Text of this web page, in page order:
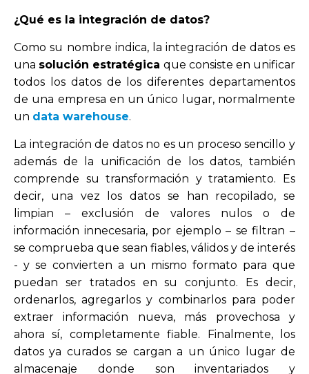
¿Qué es la integración de datos?
Como su nombre indica, la integración de datos es
una solución estratégica que consiste en unificar
todos los datos de los diferentes departamentos
de una empresa en un único lugar, normalmente
un data warehouse.
La integración de datos no es un proceso sencillo y
además de la unificación de los datos, también
comprende su transformación y tratamiento. Es
decir, una vez los datos se han recopilado, se
limpian – exclusión de valores nulos o de
información innecesaria, por ejemplo – se filtran –
se comprueba que sean fiables, válidos y de interés
- y se convierten a un mismo formato para que
puedan ser tratados en su conjunto. Es decir,
ordenarlos, agregarlos y combinarlos para poder
extraer información nueva, más provechosa y
ahora sí, completamente fiable. Finalmente, los
datos ya curados se cargan a un único lugar de
almacenaje donde son inventariados y